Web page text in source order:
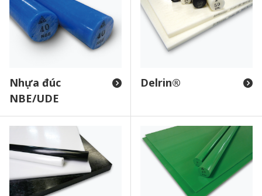
Nhựa đúc
NBE/UDE
Delrin®